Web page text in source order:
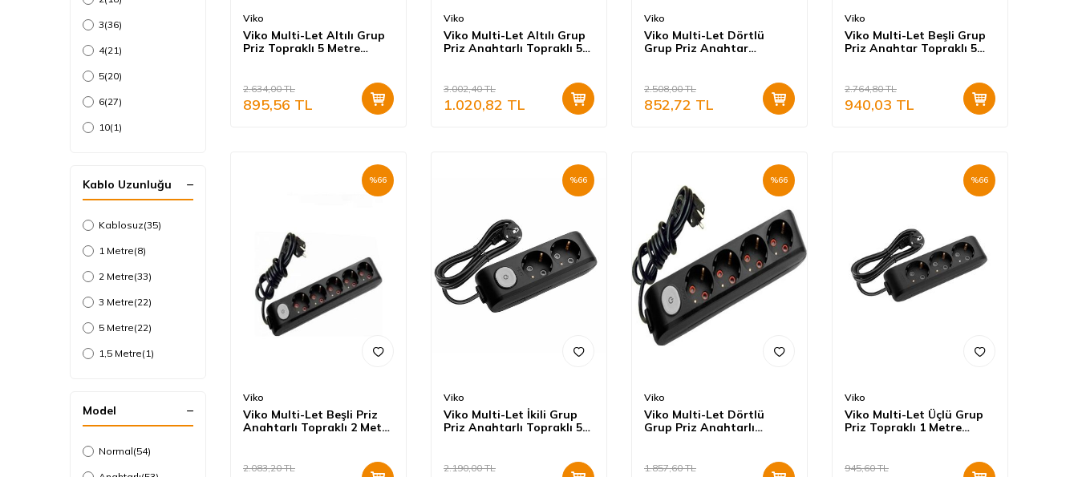
3(36)
4(21)
5(20)
6(27)
10(1)
Kablo Uzunluğu
Kablosuz(35)
1 Metre(8)
2 Metre(33)
3 Metre(22)
5 Metre(22)
1,5 Metre(1)
Model
Normal(54)
Viko
Viko Multi-Let Altılı Grup
Priz Topraklı 5 Metre
2.634,00TL
895,56 TL
Viko
Viko Multi-Let Altılı Grup
Priz Anahtarlı Topraklı 5
3.002,40TL
1.020,82 TL
Viko
Viko Multi-Let Dörtlü
Grup Priz Anahtar
2.508,00TL
852,72 TL
Viko
Viko Multi-Let Beşli Grup
Priz Anahtar Topraklı 5
2.764,80TL
940,03 TL
%66
Viko
Viko Multi-Let Beşli Priz
Anahtarlı Topraklı 2 Metre
2.083,20TL
%66
Viko
Viko Multi-Let İkili Grup
Priz Anahtarlı Topraklı 5
2.190,00TL
%66
Viko
Viko Multi-Let Dörtlü
Grup Priz Anahtarlı
1.857,60TL
%66
Viko
Viko Multi-Let Üçlü Grup
Priz Topraklı 1 Metre
945,60TL